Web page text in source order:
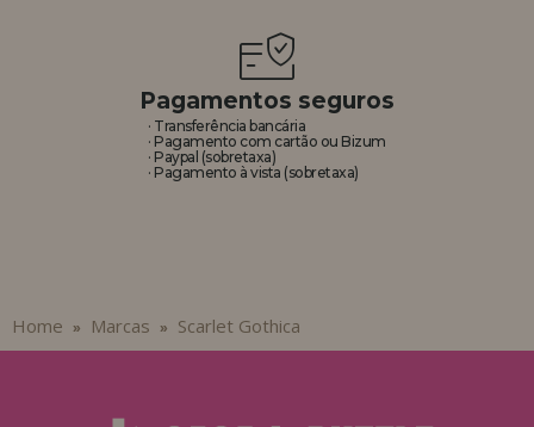
REGISTRO DE REVENDEDOR
Pagamentos seguros
· Transferência bancária
· Pagamento com cartão ou Bizum
· Paypal (sobretaxa)
· Pagamento à vista (sobretaxa)
Home » Marcas » Scarlet Gothica